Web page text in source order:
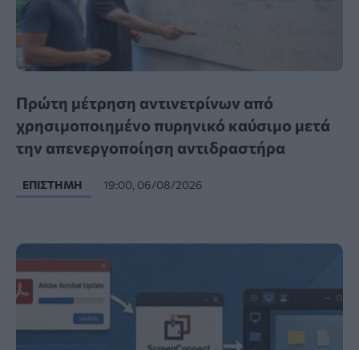
Πρώτη μέτρηση αντινετρίνων από
χρησιμοποιημένο πυρηνικό καύσιμο μετά
την απενεργοποίηση αντιδραστήρα
ΕΠΙΣΤΉΜΗ 19:00, 06/08/2026